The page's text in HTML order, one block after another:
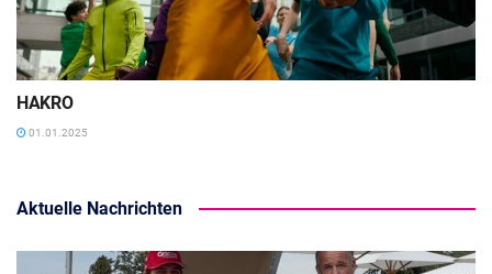
HAKRO
01.01.2025
Aktuelle Nachrichten